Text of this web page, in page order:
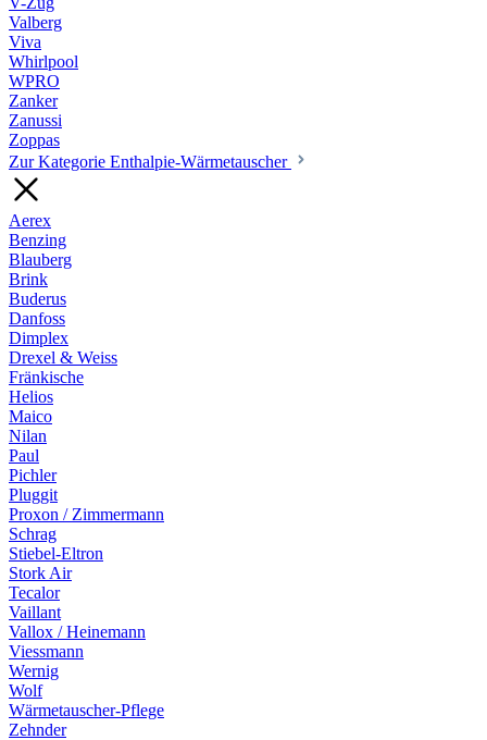
Valberg
Viva
Whirlpool
WPRO
Zanker
Zanussi
Zoppas
Zur Kategorie Enthalpie-Wärmetauscher
Aerex
Benzing
Blauberg
Brink
Buderus
Danfoss
Dimplex
Drexel & Weiss
Fränkische
Helios
Maico
Nilan
Paul
Pichler
Pluggit
Proxon / Zimmermann
Schrag
Stiebel-Eltron
Stork Air
Tecalor
Vaillant
Vallox / Heinemann
Viessmann
Wernig
Wolf
Wärmetauscher-Pflege
Zehnder